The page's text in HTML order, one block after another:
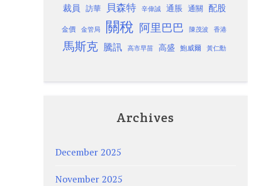
裁員 訪華 貝森特 辛偉誠 通脹 通關 配股
金價 金管局 關稅 阿里巴巴 陳茂波 香港
馬斯克 騰訊 高市早苗 高盛 鮑威爾 黃仁勳
Archives
December 2025
November 2025